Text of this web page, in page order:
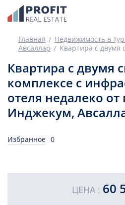
Главная Недвижимость в
Авсаллар
Квартира с двумя
комплексе с
отеля недалеко от
Инджекум,
Избранное 0
ЦЕНА : 60